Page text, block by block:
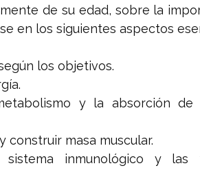
de su edad, sobre la
en los siguientes aspectos
los objetivos.
y la absorción de
construir masa muscular.
inmunológico y las